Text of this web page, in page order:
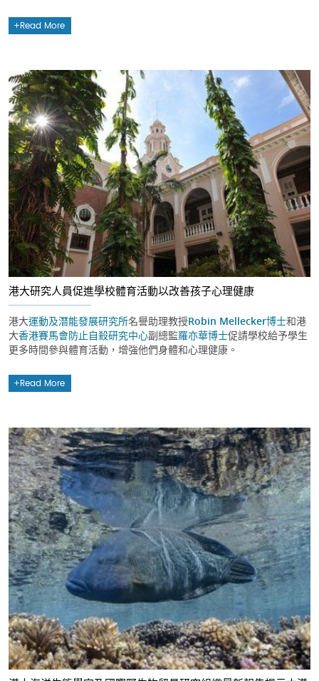
Read More
港大研究人員促進學校體育活動以改善孩子心理健康
港大運動及潛能發展研究所名譽助理教授Robin Mellecker博士和港
大香港賽馬會防止自殺研究中心副總監羅亦華博士促請學校給予學生
更多時間參與體育活動，增強他們身體和心理健康。
Read More